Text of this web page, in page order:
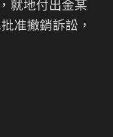
就地付出金某
准撤銷訴訟，